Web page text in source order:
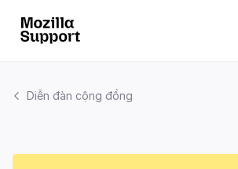
Diễn đàn cộng đồng